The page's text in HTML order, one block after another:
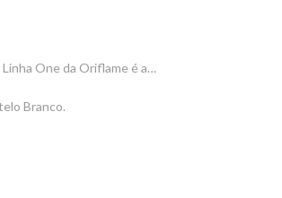
One da Oriflame é a…
Branco.